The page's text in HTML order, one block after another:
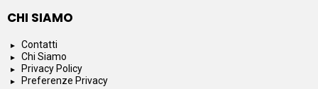
CHI SIAMO
Contatti
Chi Siamo
Privacy Policy
Preferenze Privacy